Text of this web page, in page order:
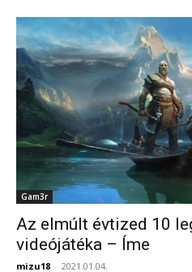
Gam3r
Az elmúlt évtized 10
videójátéka – Íme
mizu18 - 2021.01.04.